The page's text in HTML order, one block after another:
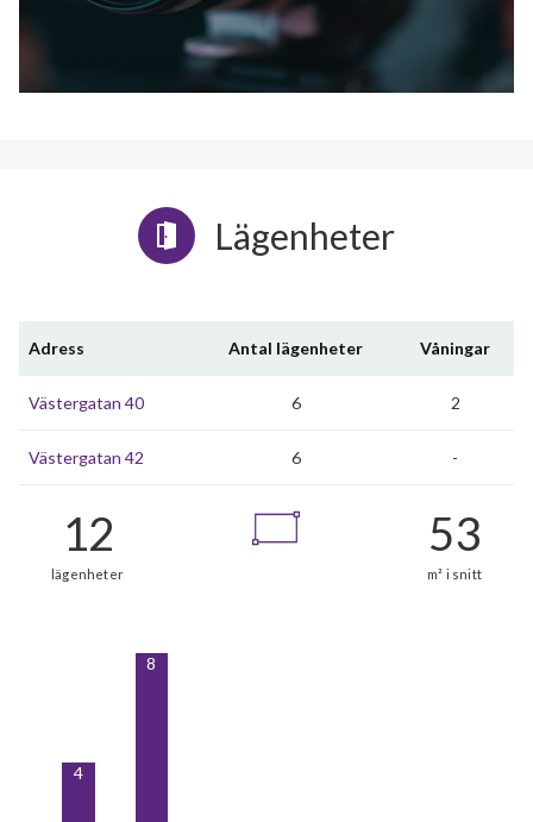
Lägenheter
Adress Antal lägenheter Våningar
Västergatan 40 6 2
Västergatan 42 6 -
4
8